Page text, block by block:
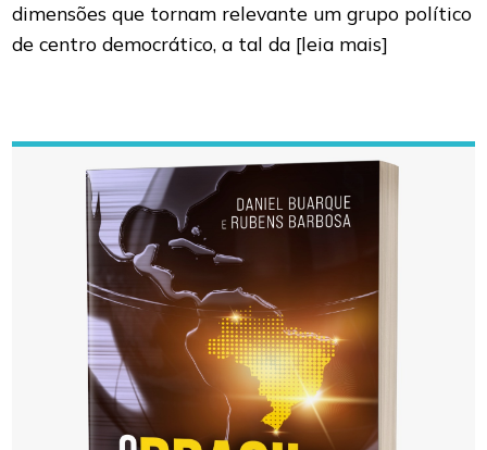
dimensões que tornam relevante um grupo político
de centro democrático, a tal da [leia mais]